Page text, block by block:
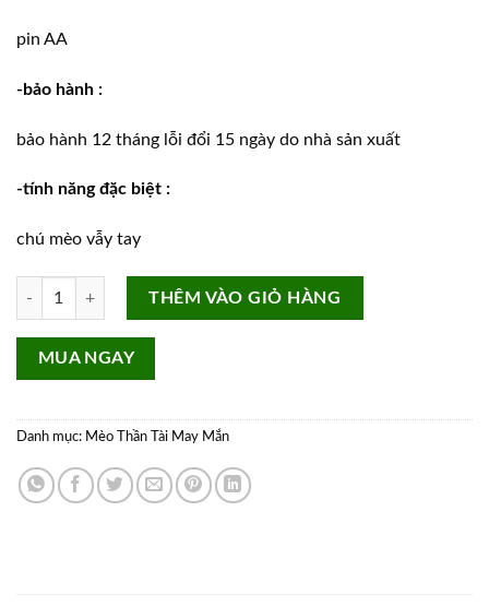
pin AA
-bảo hành :
bảo hành 12 tháng lỗi đổi 15 ngày do nhà sản xuất
-tính năng đặc biệt :
chú mèo vẫy tay
Mèo Thần Tài Phong Thủy Vẫy tay Gốm Sứ Cao Cấp M11 số lượng
THÊM VÀO GIỎ HÀNG
MUA NGAY
Danh mục: Mèo Thần Tài May Mắn